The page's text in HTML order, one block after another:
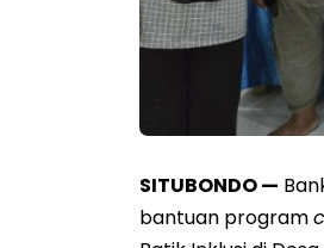
SITUBONDO —
bantuan program